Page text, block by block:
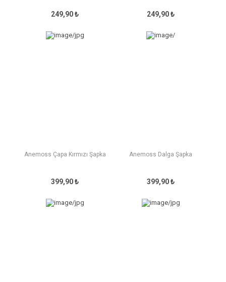
249,90 ₺ 249,90 ₺
Anemoss Çapa Kırmızı Şapka
399,90 ₺
Anemoss Dalga Şapka
399,90 ₺